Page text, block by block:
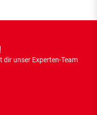
dir unser Experten-Team